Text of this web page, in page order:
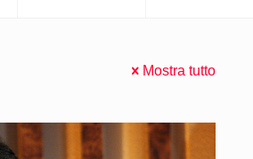
Mostra tutto